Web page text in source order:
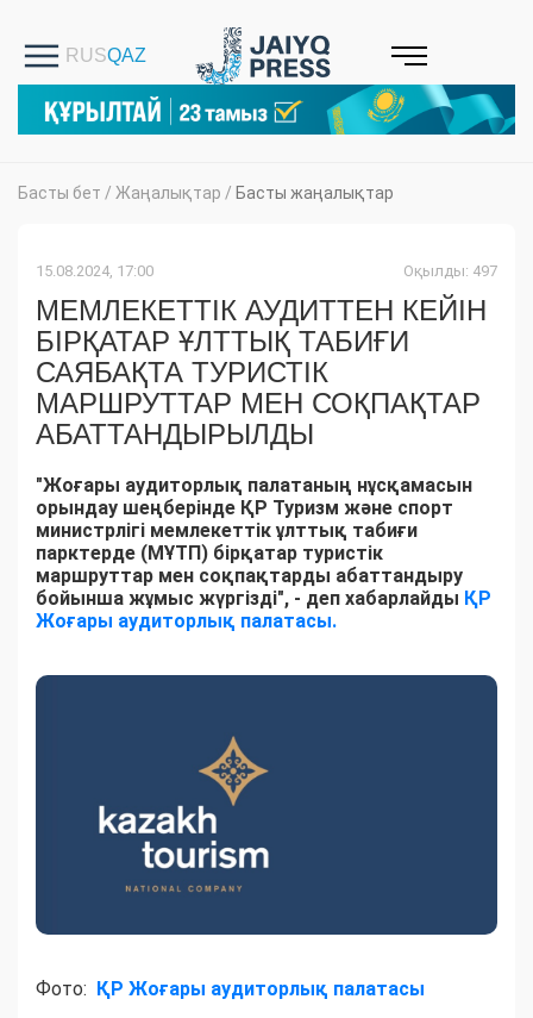
Басты бет / Жаңалықтар / Басты жаңалықтар
15.08.2024, 17:00 Оқылды: 497
МЕМЛЕКЕТТІК АУДИТТЕН КЕЙІН
БІРҚАТАР ҰЛТТЫҚ ТАБИҒИ
САЯБАҚТА ТУРИСТІК
МАРШРУТТАР МЕН СОҚПАҚТАР
АБАТТАНДЫРЫЛДЫ
"Жоғары аудиторлық палатаның нұсқамасын
орындау шеңберінде ҚР Туризм және спорт
министрлігі мемлекеттік ұлттық табиғи
парктерде (МҰТП) бірқатар туристік
маршруттар мен соқпақтарды абаттандыру
бойынша жұмыс жүргізді", - деп хабарлайды ҚР
Жоғары аудиторлық палатасы.
Фото:
ҚР Жоғары аудиторлық палатасы